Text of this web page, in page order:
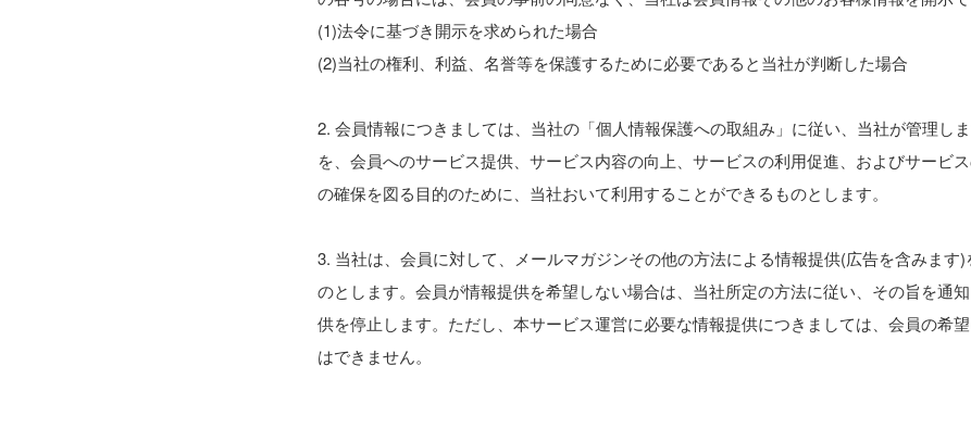
(1)法令に基づき開示を求められた場合
(2)当社の権利、利益、名誉等を保護するために必要であると当社が判断した場合
2. 会員情報につきましては、当社の「個人情報保護への取組み」に従い、当社が管理し
を、会員へのサービス提供、サービス内容の向上、サービスの利用促進、およびサービ
の確保を図る目的のために、当社おいて利用することができるものとします。
3. 当社は、会員に対して、メールマガジンその他の方法による情報提供(広告を含みます
のとします。会員が情報提供を希望しない場合は、当社所定の方法に従い、その旨を通
供を停止します。ただし、本サービス運営に必要な情報提供につきましては、会員の希
はできません。